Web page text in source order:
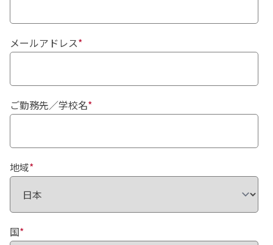
メールアドレス*
ご勤務先／学校名*
地域*
国*